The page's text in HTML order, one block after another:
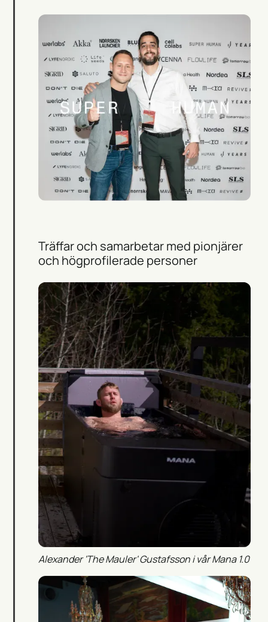
Träffar och samarbetar med pionjärer
och högprofilerade personer
Alexander 'The Mauler' Gustafsson i vår Mana 1.0